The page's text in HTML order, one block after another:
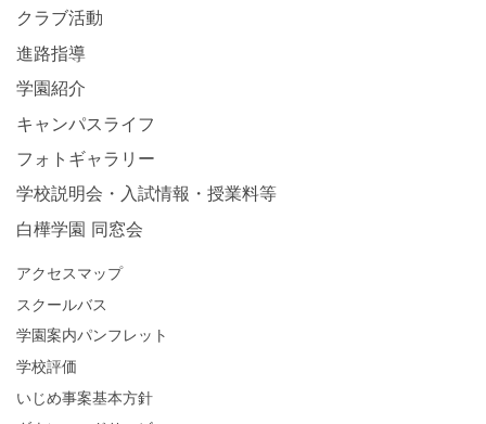
クラブ活動
進路指導
学園紹介
キャンパスライフ
フォトギャラリー
学校説明会・入試情報・授業料等
白樺学園 同窓会
アクセスマップ
スクールバス
学園案内パンフレット
学校評価
いじめ事案基本方針